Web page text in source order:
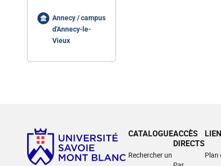
Annecy / campus
d'Annecy-le-
Vieux
CATALOGUE
Rechercher un
ACCÈS
DIRECTS
Plan